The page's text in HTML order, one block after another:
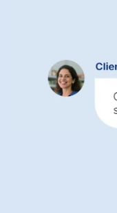
de
Suporte
os desafios
os planos,